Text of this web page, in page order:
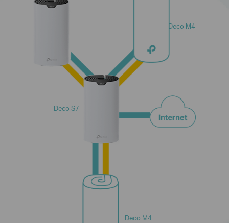
Deco S7
Deco M4
Deco M4